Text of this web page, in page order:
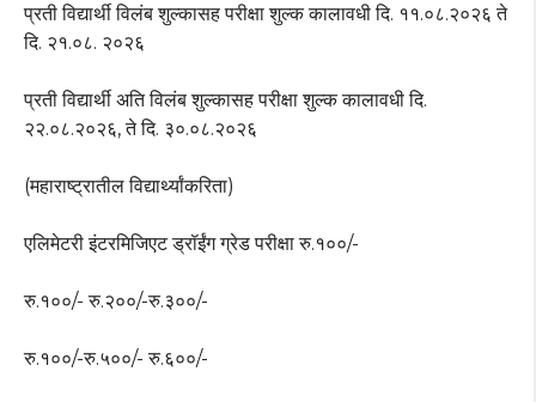
प्रती विद्यार्थी विलंब शुल्कासह परीक्षा शुल्क कालावधी दि. ११.०८.२०२६ ते
दि. २१.०८. २०२६
प्रती विद्यार्थी अति विलंब शुल्कासह परीक्षा शुल्क कालावधी दि.
२२.०८.२०२६, ते दि. ३०.०८.२०२६
(महाराष्ट्रातील विद्यार्थ्यांकरिता)
एलिमेटरी इंटरमिजिएट ड्रॉईंग ग्रेड परीक्षा रु.१००/-
रु.१००/- रु.२००/-रु.३००/-
रु.१००/-रु.५००/- रु.६००/-